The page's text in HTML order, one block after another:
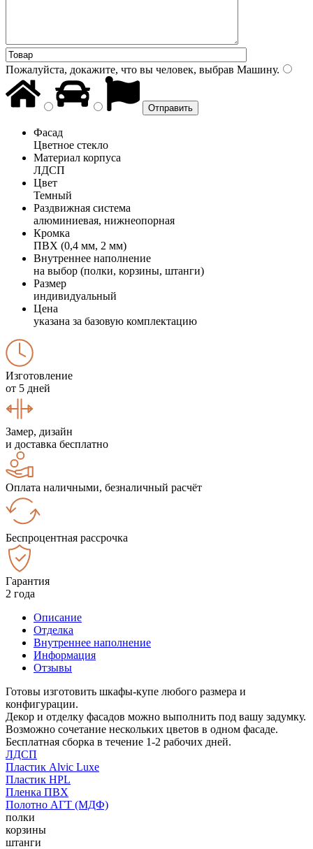
Пожалуйста, докажите, что вы человек, выбрав Машину.
Фасад
Цветное стекло
Материал корпуса
ЛДСП
Цвет
Темный
Раздвижная система
алюминиевая, нижнеопорная
Кромка
ПВХ (0,4 мм, 2 мм)
Внутреннее наполнение
на выбор (полки, корзины, штанги)
Размер
индивидуальный
Цена
указана за базовую комплектацию
Изготовление
от 5 дней
Замер, дизайн
и доставка бесплатно
Оплата наличными, безналичный расчёт
Беспроцентная рассрочка
Гарантия
2 года
Описание
Отделка
Внутреннее наполнение
Информация
Отзывы
Готовы изготовить шкафы-купе любого размера и
конфигурации.
Декор и отделку фасадов можно выполнить под вашу задумку.
Возможно сочетание нескольких цветов в одном фасаде.
Бесплатная сборка в течение 1-2 рабочих дней.
ЛДСП
Пластик Alvic Luxe
Пластик HPL
Пленка ПВХ
Полотно АГТ (МДФ)
полки
корзины
штанги